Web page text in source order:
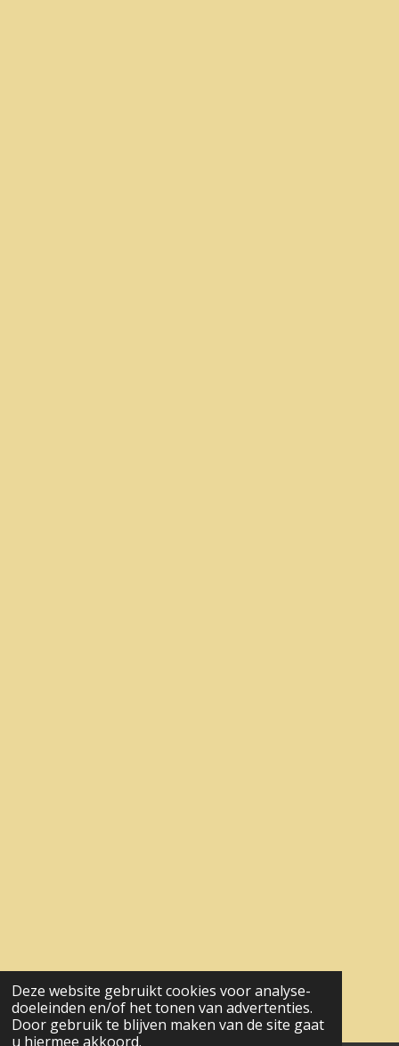
Deze website gebruikt cookies voor analyse-
doeleinden en/of het tonen van advertenties.
Door gebruik te blijven maken van de site gaat
u hiermee akkoord.